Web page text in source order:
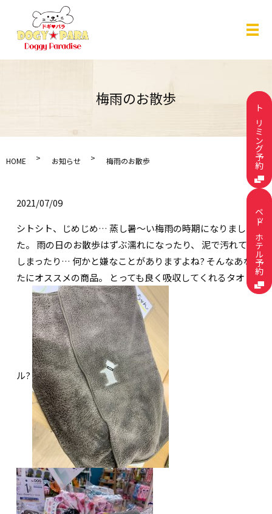
メ
トリミング予約
ペットホテル予約
梅雨のお散歩
HOME お知らせ 梅雨のお散歩
2021/07/09
シトシト、じめじめ… 蒸し暑〜い梅雨の時期になりまし
た。 雨の日のお散歩はずぶ濡れになったり、 泥で汚れて
しまったり… 何かと嫌なことがありますよね? そんなあな
たにオススメの商品。 とっても良く吸収してくれるタオ
ル?